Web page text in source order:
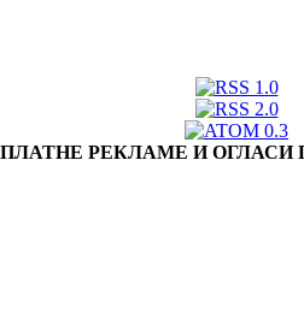
РЕКЛАМЕ И ОГЛАСИ